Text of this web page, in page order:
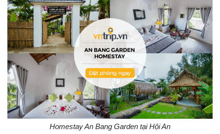
Homestay An Bang Garden tại Hội An